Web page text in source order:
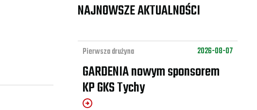
NAJNOWSZE AKTUALNOŚCI
Pierwsza drużyna 2026-08-07
GARDENIA nowym sponsorem
KP GKS Tychy